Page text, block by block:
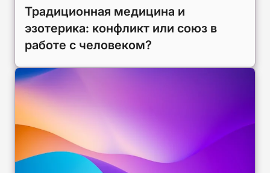
Традиционная медицина и
эзотерика: конфликт или союз в
работе с человеком?